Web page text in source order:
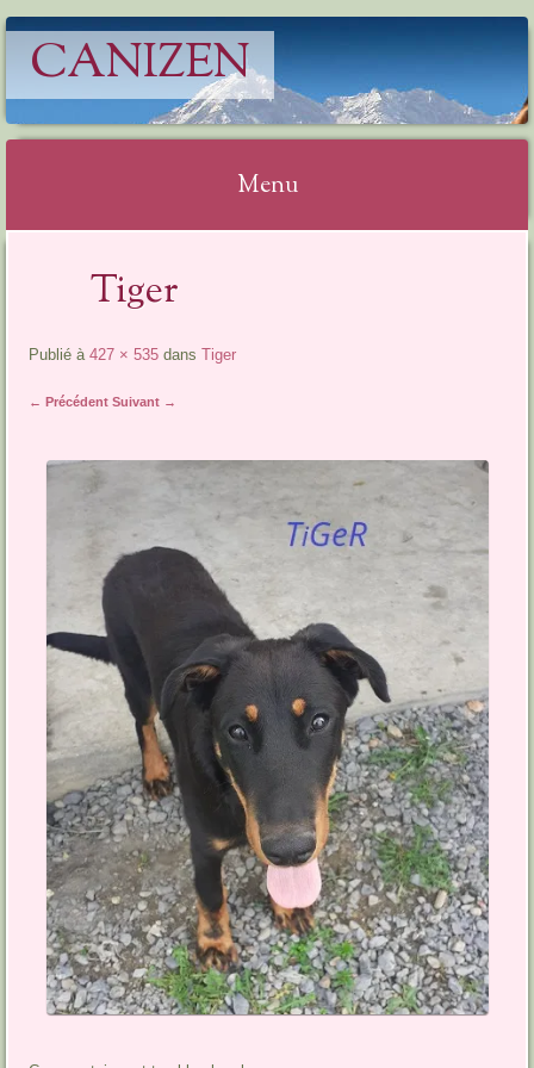
CANIZEN
Menu
Tiger
Publié à 427 × 535dans Tiger
← Précédent Suivant →